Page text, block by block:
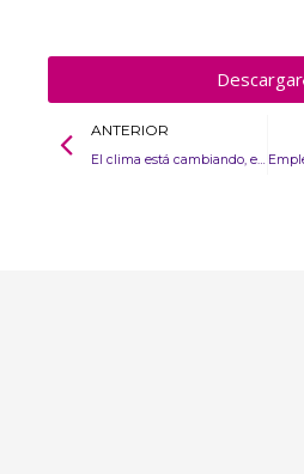
Descargar
ANTERIOR
El clima está cambiando, el empleo también